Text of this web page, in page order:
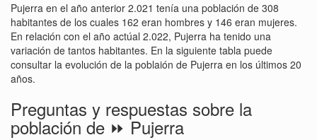
Pujerra en el año anterior 2.021 tenía una población de 308
habitantes de los cuales 162 eran hombres y 146 eran mujeres.
En relación con el año actúal 2.022, Pujerra ha tenido una
variación de tantos habitantes. En la siguiente tabla puede
consultar la evolución de la poblaión de Pujerra en los últimos 20
años.
Preguntas y respuestas sobre la
población de ⏩ Pujerra